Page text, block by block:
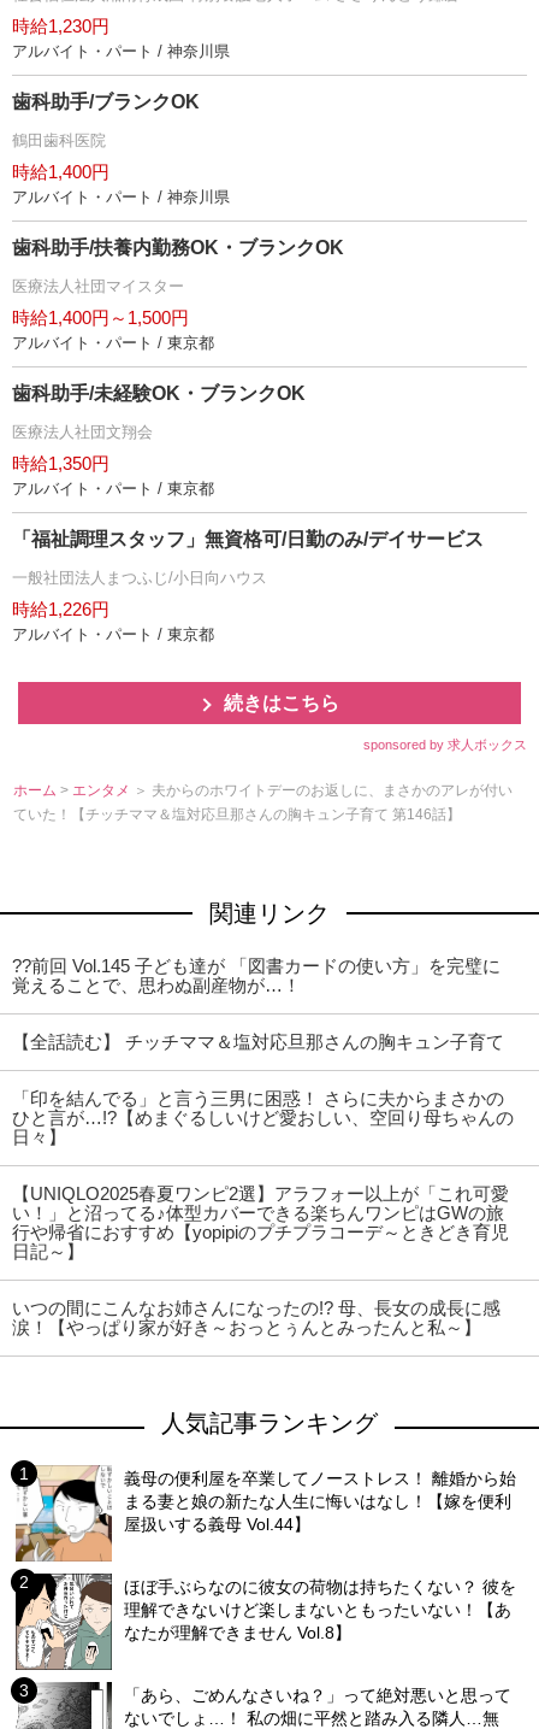
時給1,230円
アルバイト・パート / 神奈川県
歯科助手/ブランクOK
鶴田歯科医院
時給1,400円
アルバイト・パート / 神奈川県
歯科助手/扶養内勤務OK・ブランクOK
医療法人社団マイスター
時給1,400円～1,500円
アルバイト・パート / 東京都
歯科助手/未経験OK・ブランクOK
医療法人社団文翔会
時給1,350円
アルバイト・パート / 東京都
「福祉調理スタッフ」無資格可/日勤のみ/デイサービス
一般社団法人まつふじ/小日向ハウス
時給1,226円
アルバイト・パート / 東京都
続きはこちら
sponsored by 求人ボックス
ホーム > エンタメ ＞ 夫からのホワイトデーのお返しに、まさかのアレが付い
ていた！【チッチママ＆塩対応旦那さんの胸キュン子育て 第146話】
関連リンク
??前回 Vol.145 子ども達が 「図書カードの使い方」を完璧に
覚えることで、思わぬ副産物が…！
【全話読む】 チッチママ＆塩対応旦那さんの胸キュン子育て
「印を結んでる」と言う三男に困惑！ さらに夫からまさかの
ひと言が…!?【めまぐるしいけど愛おしい、空回り母ちゃんの
日々】
【UNIQLO2025春夏ワンピ2選】アラフォー以上が「これ可愛
い！」と沼ってる♪体型カバーできる楽ちんワンピはGWの旅
行や帰省におすすめ【yopipiのプチプラコーデ～ときどき育児
日記～】
いつの間にこんなお姉さんになったの!? 母、長女の成長に感
涙！【やっぱり家が好き～おっとぅんとみったんと私～】
人気記事ランキング
義母の便利屋を卒業してノーストレス！ 離婚から始
まる妻と娘の新たな人生に悔いはなし！【嫁を便利
屋扱いする義母 Vol.44】
ほぼ手ぶらなのに彼女の荷物は持ちたくない？ 彼を
理解できないけど楽しまないともったいない！【あ
なたが理解できません Vol.8】
「あら、ごめんなさいね？」って絶対悪いと思って
ないでしょ…！ 私の畑に平然と踏み入る隣人…無